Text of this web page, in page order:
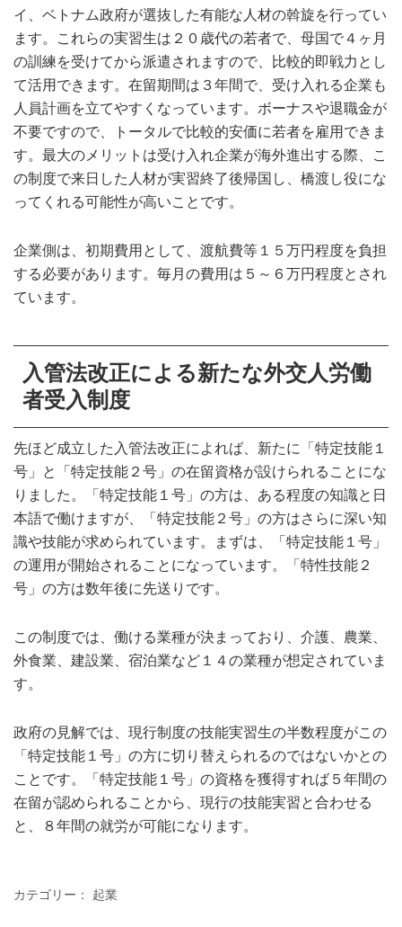
イ、ベトナム政府が選抜した有能な人材の斡旋を行ってい
ます。これらの実習生は２０歳代の若者で、母国で４ヶ月
の訓練を受けてから派遣されますので、比較的即戦力とし
て活用できます。在留期間は３年間で、受け入れる企業も
人員計画を立てやすくなっています。ボーナスや退職金が
不要ですので、トータルで比較的安価に若者を雇用できま
す。最大のメリットは受け入れ企業が海外進出する際、こ
の制度で来日した人材が実習終了後帰国し、橋渡し役にな
ってくれる可能性が高いことです。
企業側は、初期費用として、渡航費等１５万円程度を負担
する必要があります。毎月の費用は５～６万円程度とされ
ています。
入管法改正による新たな外交人労働
者受入制度
先ほど成立した入管法改正によれば、新たに「特定技能１
号」と「特定技能２号」の在留資格が設けられることにな
りました。「特定技能１号」の方は、ある程度の知識と日
本語で働けますが、「特定技能２号」の方はさらに深い知
識や技能が求められています。まずは、「特定技能１号」
の運用が開始されることになっています。「特性技能２
号」の方は数年後に先送りです。
この制度では、働ける業種が決まっており、介護、農業、
外食業、建設業、宿泊業など１４の業種が想定されていま
す。
政府の見解では、現行制度の技能実習生の半数程度がこの
「特定技能１号」の方に切り替えられるのではないかとの
ことです。「特定技能１号」の資格を獲得すれば５年間の
在留が認められることから、現行の技能実習と合わせる
と、８年間の就労が可能になります。
カテゴリー： 起業